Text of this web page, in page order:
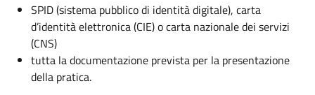
SPID (sistema pubblico di identità digitale), carta
d’identità elettronica (CIE) o carta nazionale dei servizi
(CNS)
tutta la documentazione prevista per la presentazione
della pratica.